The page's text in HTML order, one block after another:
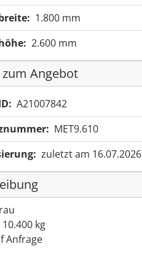
1.800 mm
2.600 mm
Angebot
A21007842
MET9.610
zuletzt am 16.07.2026
kg
Anfrage